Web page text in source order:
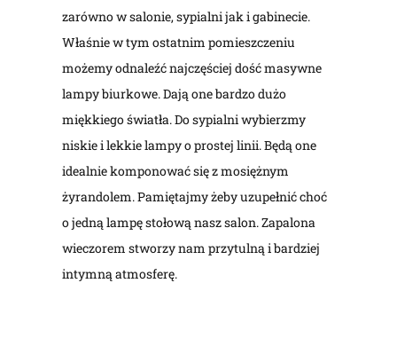
zarówno w salonie, sypialni jak i gabinecie.
Właśnie w tym ostatnim pomieszczeniu
możemy odnaleźć najczęściej dość masywne
lampy biurkowe. Dają one bardzo dużo
miękkiego światła. Do sypialni wybierzmy
niskie i lekkie lampy o prostej linii. Będą one
idealnie komponować się z mosiężnym
żyrandolem. Pamiętajmy żeby uzupełnić choć
o jedną lampę stołową nasz salon. Zapalona
wieczorem stworzy nam przytulną i bardziej
intymną atmosferę.